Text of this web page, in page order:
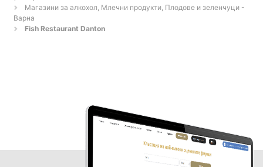
Магазини за алкохол, Млечни продукти, Плодове и зеленчуци -
Варна
Fish Restaurant Danton